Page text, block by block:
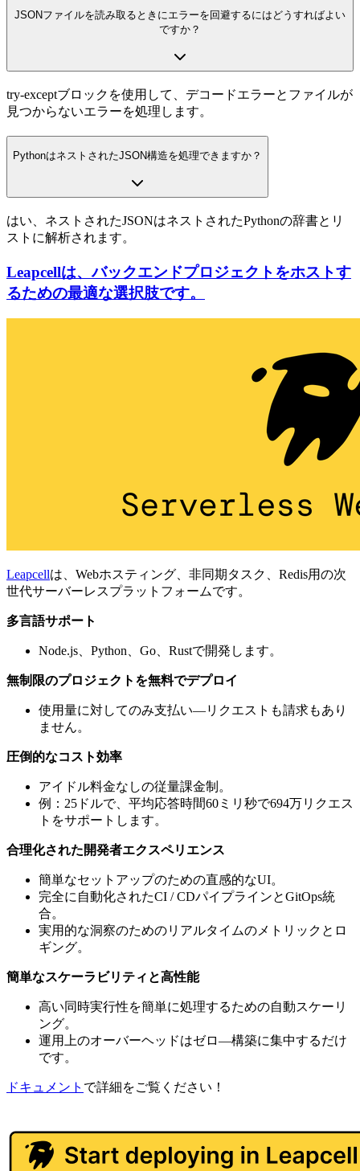
JSONファイルを読み取るときにエラーを回避するにはどうすればよい
ですか？
try-exceptブロックを使用して、デコードエラーとファイルが
見つからないエラーを処理します。
PythonはネストされたJSON構造を処理できますか？
はい、ネストされたJSONはネストされたPythonの辞書とリ
ストに解析されます。
Leapcellは、バックエンドプロジェクトをホストす
るための最適な選択肢です。
Leapcellは、Webホスティング、非同期タスク、Redis用の次
世代サーバーレスプラットフォームです。
多言語サポート
Node.js、Python、Go、Rustで開発します。
無制限のプロジェクトを無料でデプロイ
使用量に対してのみ支払い—リクエストも請求もあり
ません。
圧倒的なコスト効率
アイドル料金なしの従量課金制。
例：25ドルで、平均応答時間60ミリ秒で694万リクエス
トをサポートします。
合理化された開発者エクスペリエンス
簡単なセットアップのための直感的なUI。
完全に自動化されたCI / CDパイプラインとGitOps統
合。
実用的な洞察のためのリアルタイムのメトリックとロ
ギング。
簡単なスケーラビリティと高性能
高い同時実行性を簡単に処理するための自動スケーリ
ング。
運用上のオーバーヘッドはゼロ—構築に集中するだけ
です。
ドキュメント で詳細をご覧ください！